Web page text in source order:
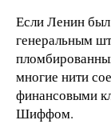
Если Ленин
генеральным
многие нити
финансовыми
Шиффом.